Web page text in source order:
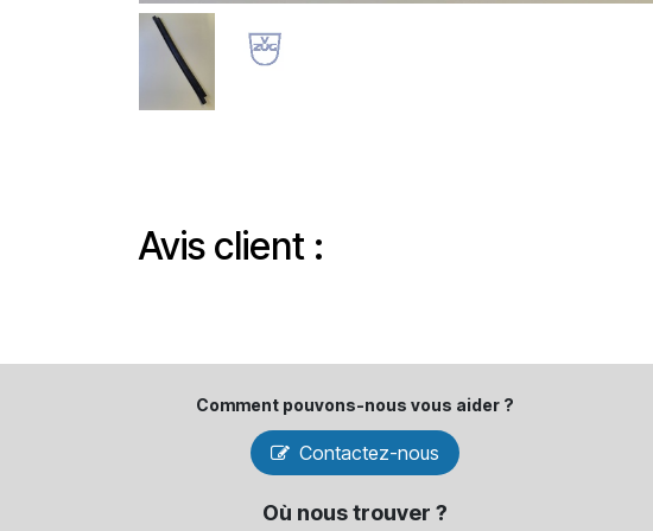
Avis client :
Comment pouvons-​nous vous aider ?
Contactez-nous
Où nous trouver ?